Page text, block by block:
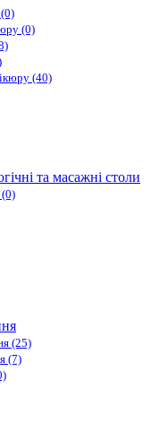
(0)
(40)
та масажні столи
(0)
(25)
(7)